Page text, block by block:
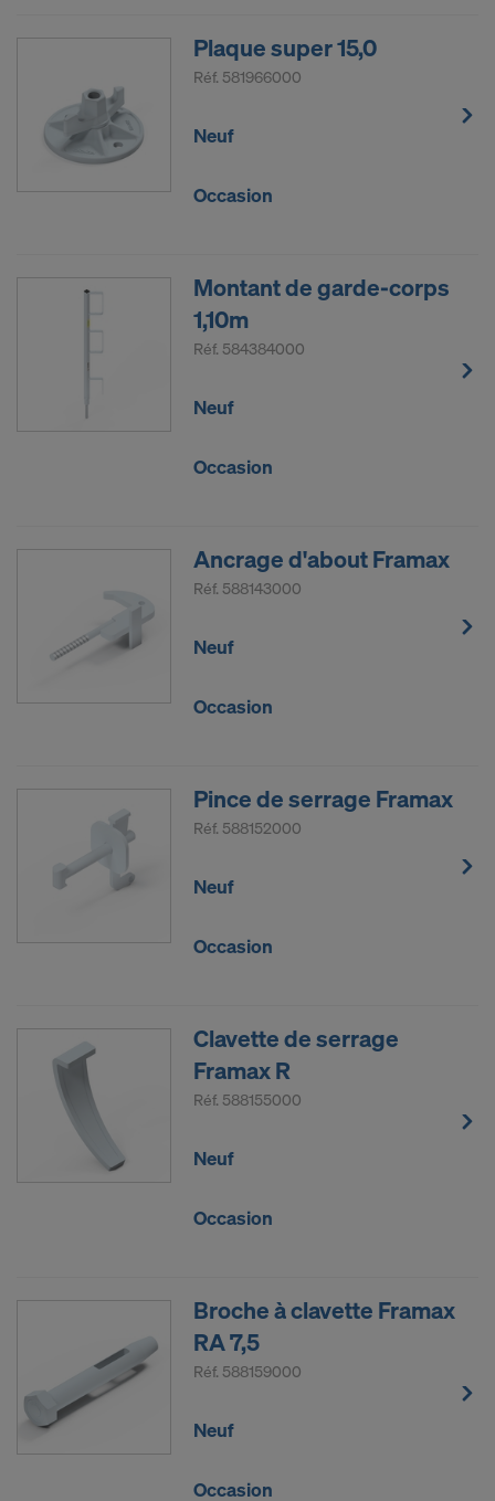
Plaque super 15,0
Réf. 581966000
Neuf
Occasion
Montant de garde-corps
1,10m
Réf. 584384000
Neuf
Occasion
Ancrage d'about Framax
Réf. 588143000
Neuf
Occasion
Pince de serrage Framax
Réf. 588152000
Neuf
Occasion
Clavette de serrage
Framax R
Réf. 588155000
Neuf
Occasion
Broche à clavette Framax
RA 7,5
Réf. 588159000
Neuf
Occasion